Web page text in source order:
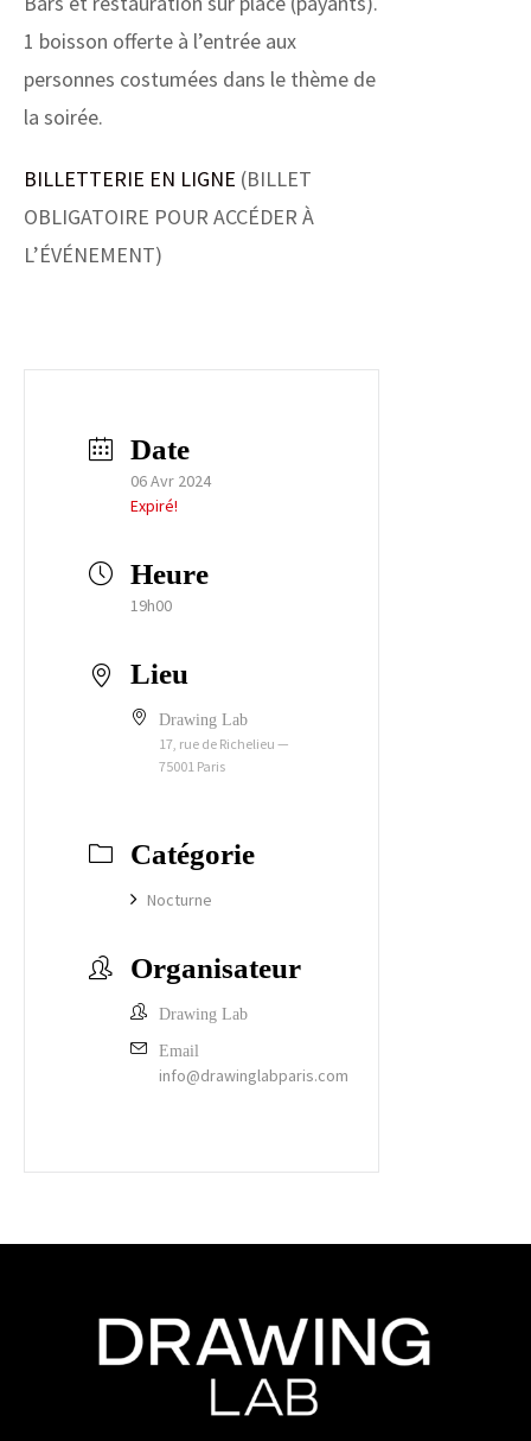
1 boisson offerte à l’entrée aux
personnes costumées dans le thème de
la soirée.
BILLETTERIE EN LIGNE (BILLET
OBLIGATOIRE POUR ACCÉDER À
L’ÉVÉNEMENT)
Date
06 Avr 2024
Expiré!
Heure
19h00
Lieu
Drawing Lab
17, rue de Richelieu —
75001 Paris
Catégorie
Nocturne
Organisateur
Drawing Lab
Email
info@drawinglabparis.com